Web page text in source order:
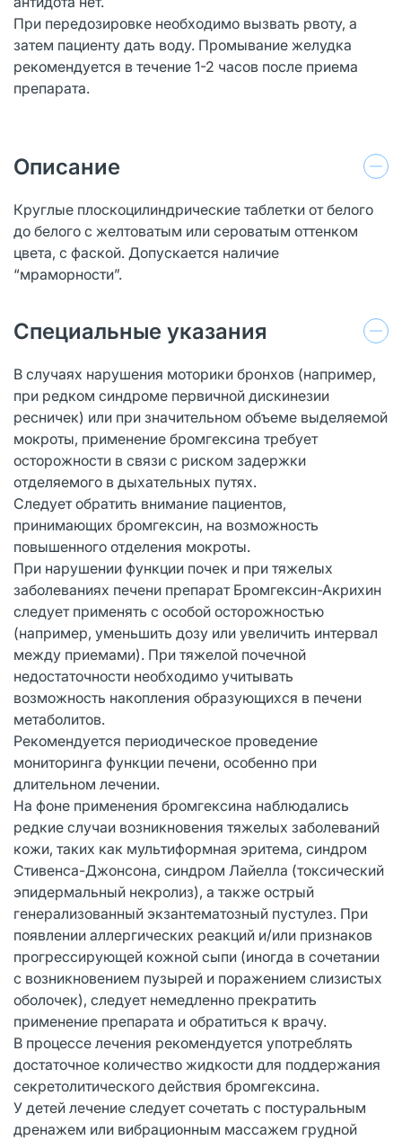
При передозировке необходимо вызвать рвоту, а
затем пациенту дать воду. Промывание желудка
рекомендуется в течение 1-2 часов после приема
препарата.
Описание
Круглые плоскоцилиндрические таблетки от белого
до белого с желтоватым или сероватым оттенком
цвета, с фаской. Допускается наличие
“мраморности”.
Специальные указания
В случаях нарушения моторики бронхов (например,
при редком синдроме первичной дискинезии
ресничек) или при значительном объеме выделяемой
мокроты, применение бромгексина требует
осторожности в связи с риском задержки
отделяемого в дыхательных путях.
Следует обратить внимание пациентов,
принимающих бромгексин, на возможность
повышенного отделения мокроты.
При нарушении функции почек и при тяжелых
заболеваниях печени препарат Бромгексин-Акрихин
следует применять с особой осторожностью
(например, уменьшить дозу или увеличить интервал
между приемами). При тяжелой почечной
недостаточности необходимо учитывать
возможность накопления образующихся в печени
метаболитов.
Рекомендуется периодическое проведение
мониторинга функции печени, особенно при
длительном лечении.
На фоне применения бромгексина наблюдались
редкие случаи возникновения тяжелых заболеваний
кожи, таких как мультиформная эритема, синдром
Стивенса-Джонсона, синдром Лайелла (токсический
эпидермальный некролиз), а также острый
генерализованный экзантематозный пустулез. При
появлении аллергических реакций и/или признаков
прогрессирующей кожной сыпи (иногда в сочетании
с возникновением пузырей и поражением слизистых
оболочек), следует немедленно прекратить
применение препарата и обратиться к врачу.
В процессе лечения рекомендуется употреблять
достаточное количество жидкости для поддержания
секретолитического действия бромгексина.
У детей лечение следует сочетать с постуральным
дренажем или вибрационным массажем грудной